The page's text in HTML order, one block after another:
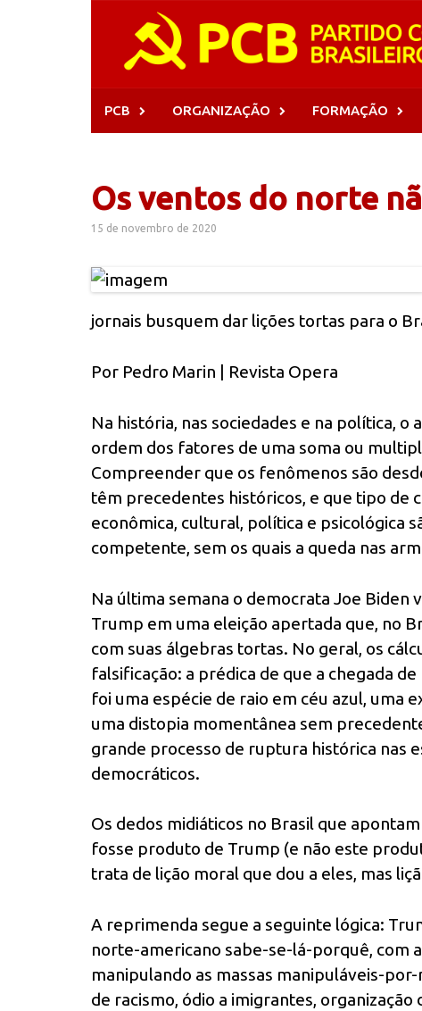
PCB ORGANIZAÇÃO FORMAÇÃO
Os ventos do norte
15 de novembro de 2020
jornais busquem dar lições tortas para o
Por Pedro Marin | Revista Opera
Na história, nas sociedades e na política, o
ordem dos fatores de uma soma ou
Compreender que os fenômenos são
têm precedentes históricos, e que tipo de
econômica, cultural, política e psicológica
competente, sem os quais a queda nas
Na última semana o democrata Joe
Trump em uma eleição apertada que, no
com suas álgebras tortas. No geral, os
falsificação: a prédica de que a chegada
foi uma espécie de raio em céu azul, uma
uma distopia momentânea sem
grande processo de ruptura histórica nas
democráticos.
Os dedos midiáticos no Brasil que
fosse produto de Trump (e não este
trata de lição moral que dou a eles, mas
A reprimenda segue a seguinte lógica:
norte-americano sabe-se-lá-porquê, com
manipulando as massas manipuláveis-
de racismo, ódio a imigrantes,